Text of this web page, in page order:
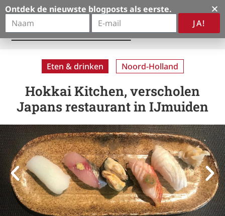
Eten & drinken Noord-Holland
Hokkai Kitchen, verscholen
Japans restaurant in IJmuiden
Ontdek de nieuwste blogposts als eerste.
JA!
A
l
t
i
v
e
: